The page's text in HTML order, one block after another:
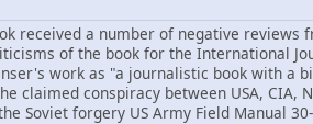
received a number of negative
of the book for the International
work as "a journalistic book with a
claimed conspiracy between USA, CIA,
Soviet forgery US Army Field Manual